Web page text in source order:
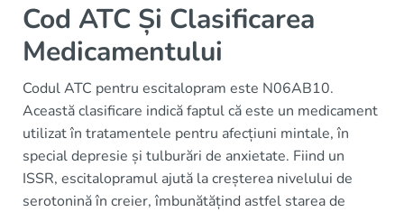
Cod ATC Și Clasificarea
Medicamentului
Codul ATC pentru escitalopram este N06AB10.
Această clasificare indică faptul că este un medicament
utilizat în tratamentele pentru afecțiuni mintale, în
special depresie și tulburări de anxietate. Fiind un
ISSR, escitalopramul ajută la creșterea nivelului de
serotonină în creier, îmbunătățind astfel starea de